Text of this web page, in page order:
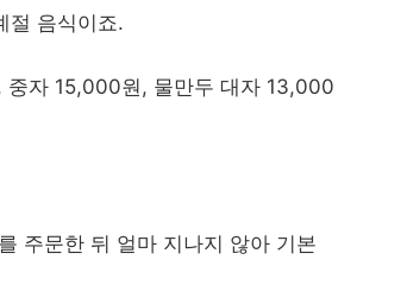
절 음식이죠.
자 15,000원, 물만두 대자 13,000
주문한 뒤 얼마 지나지 않아 기본